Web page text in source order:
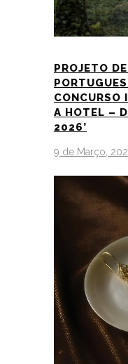
PROJETO
CONCURSO
A HOTEL –
2026’
9 de Março,